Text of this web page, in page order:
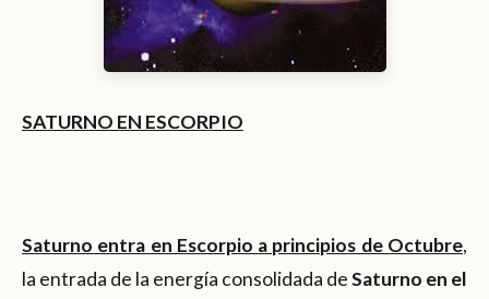
SATURNO EN ESCORPIO
Saturno entra en Escorpio a principios de Octubre,
la entrada de la energía consolidada deSaturno en el